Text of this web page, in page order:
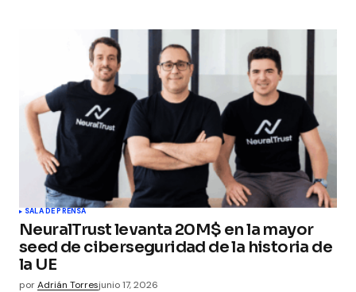
SALA DE PRENSA
NeuralTrust levanta 20M$ en la mayor
seed de ciberseguridad de la historia de
la UE
porAdrián Torresjunio 17, 2026